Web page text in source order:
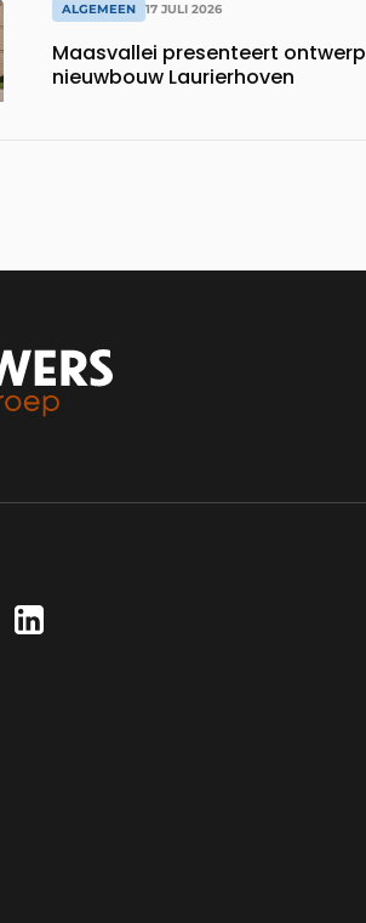
ALGEMEEN 17 JULI 2026
Maasvallei presenteert ontwerp
nieuwbouw Laurierhoven